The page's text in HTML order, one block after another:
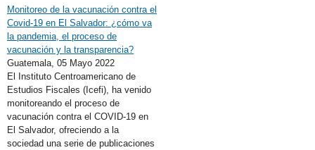
Monitoreo de la vacunación contra el
Covid-19 en El Salvador: ¿cómo va
la pandemia, el proceso de
vacunación y la transparencia?
Guatemala, 05 Mayo 2022
El Instituto Centroamericano de
Estudios Fiscales (Icefi), ha venido
monitoreando el proceso de
vacunación contra el COVID-19 en
El Salvador, ofreciendo a la
sociedad una serie de publicaciones